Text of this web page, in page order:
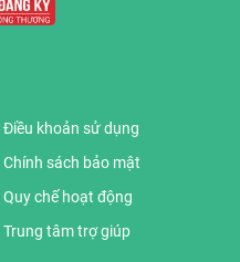
Điều khoản sử dụng
Chính sách bảo mật
Quy chế hoạt động
Trung tâm trợ giúp